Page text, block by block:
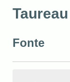
Taureau
Fonte